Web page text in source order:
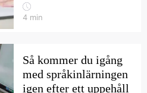
4 min
Så kommer du igång
med språkinlärningen
igen efter ett uppehåll